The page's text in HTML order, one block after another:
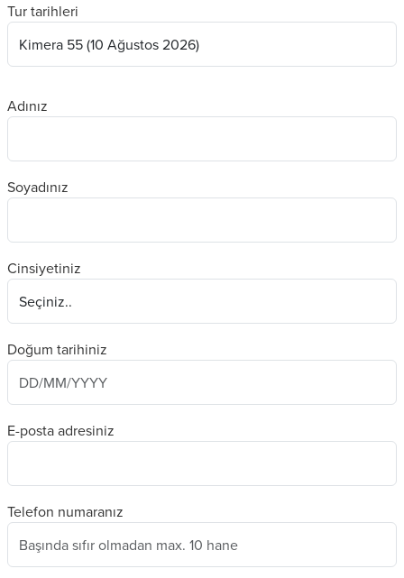
Tur tarihleri
Adınız
Soyadınız
Cinsiyetiniz
Doğum tarihiniz
E-posta adresiniz
Telefon numaranız